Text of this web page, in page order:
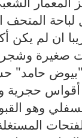
لباحة
ان لم
صغيرة
حامد"
أقواس حجرية
وهو